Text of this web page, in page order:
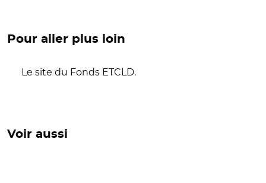
Pour aller plus loin
Le site du Fonds ETCLD.
Voir aussi